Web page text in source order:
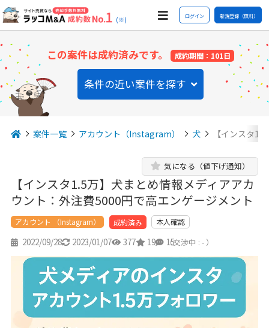
(※) ログイン 新規登録（無料）
この案件は成約済みです。 成約期間：101日
条件の近い案件を探す
案件一覧 アカウント（Instagram） 犬 【インスタ
【インスタ1.5万】犬まとめ情報メディアアカ
ウント：外注費5000円で高エンゲージメント
気になる（値下げ通知）
アカウント （Instagram） 成約済み 本人確認
2022/09/28 2023/01/07 377 19 15
（交渉中 : - ）